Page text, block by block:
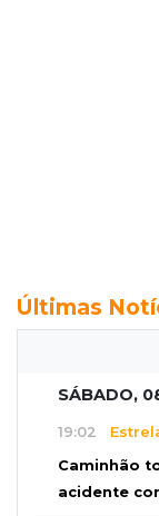
Últimas
SÁBADO,
19:02
Caminhão
acidente